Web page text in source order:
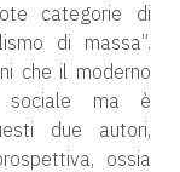
categorie di
di massa”.
che il moderno
sociale ma è
due autori,
ossia